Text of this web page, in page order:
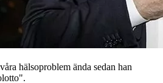
hälsoproblem ända sedan han